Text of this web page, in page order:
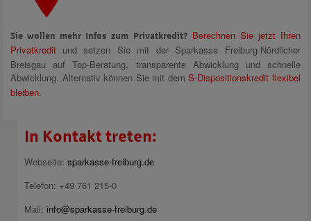
Sie wollen mehr Infos zum Privatkredit? Berechnen Sie jetzt Ihren
Privatkredit und setzen Sie mit der Sparkasse Freiburg-Nördlicher
Breisgau auf Top-Beratung, transparente Abwicklung und schnelle
Abwicklung. Alternativ können Sie mit demS-Dispositionskredit flexibel
bleiben.
In Kontakt treten:
Webseite: sparkasse-freiburg.de
Telefon: +49 761 215-0
Mail: info@sparkasse-freiburg.de